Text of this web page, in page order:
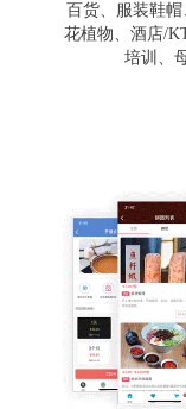
百货、服装鞋
花植物、酒店/
培训、